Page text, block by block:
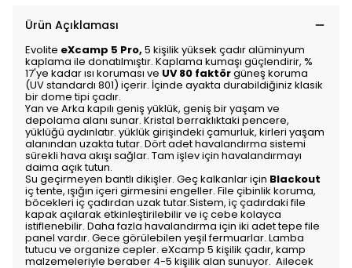
Ürün Açıklaması
Evolite eXcamp 5 Pro, 5 kişilik yüksek çadır alüminyum
kaplama ile donatılmıştır. Kaplama kumaşı güçlendirir, %
17'ye kadar ısı koruması ve UV 80 faktörgüneş koruma
(UV standardı 801) içerir. İçinde ayakta durabildiğiniz klasik
bir dome tipi çadır.
Yan ve Arka kapılı geniş yüklük, geniş bir yaşam ve
depolama alanı sunar. Kristal berraklıktaki pencere,
yüklüğü aydınlatır. yüklük girişindeki çamurluk, kirleri yaşam
alanından uzakta tutar. Dört adet havalandırma sistemi
sürekli hava akışı sağlar. Tam işlev için havalandırmayı
daima açık tutun.
Su geçirmeyen bantlı dikişler. Geç kalkanlar için Blackout
iç tente, ışığın içeri girmesini engeller. File çibinlik koruma,
böcekleri iç çadırdan uzak tutar.Sistem, iç çadırdaki file
kapak açılarak etkinleştirilebilir ve iç cebe kolayca
istiflenebilir. Daha fazla havalandırma için iki adet tepe file
panel vardır. Gece görülebilen yeşil fermuarlar. Lamba
tutucu ve organize cepler. eXcamp 5 kişilik çadır, kamp
malzemeleriyle beraber 4-5 kişilik alan sunuyor. Ailecek